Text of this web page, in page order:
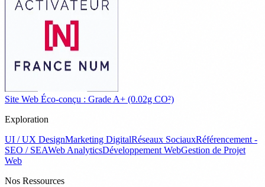
Site Web Éco-conçu : Grade A+ (0.02g CO²)
Exploration
UI / UX DesignMarketing DigitalRéseaux SociauxRéférencement -
SEO / SEAWeb AnalyticsDéveloppement WebGestion de Projet
Web
Nos Ressources